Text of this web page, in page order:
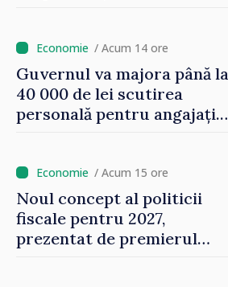
/ Acum 14 ore
Guvernul va majora până la
40 000 de lei scutirea
personală pentru angajați.
oamenilor”/ Acum 15 ore
Noul concept al politicii
fiscale pentru 2027,
prezentat de premierul